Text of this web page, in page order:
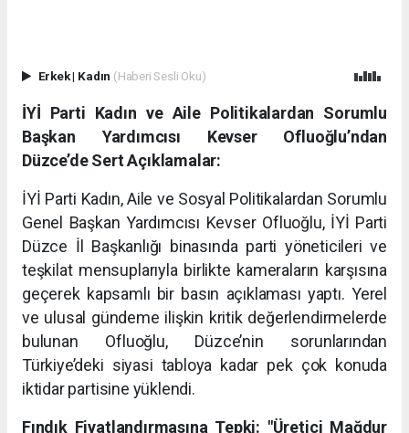
Erkek| Kadın (Haberi Sesli Oku)
İYİ Parti Kadın ve Aile Politikalardan Sorumlu
Başkan Yardımcısı Kevser Ofluoğlu’ndan
Düzce’de Sert Açıklamalar:
İYİ Parti Kadın, Aile ve Sosyal Politikalardan Sorumlu
Genel Başkan Yardımcısı Kevser Ofluoğlu, İYİ Parti
Düzce İl Başkanlığı binasında parti yöneticileri ve
teşkilat mensuplarıyla birlikte kameraların karşısına
geçerek kapsamlı bir basın açıklaması yaptı. Yerel
ve ulusal gündeme ilişkin kritik değerlendirmelerde
bulunan Ofluoğlu, Düzce’nin sorunlarından
Türkiye’deki siyasi tabloya kadar pek çok konuda
iktidar partisine yüklendi.
Fındık Fiyatlandırmasına Tepki: "Üretici Mağdur